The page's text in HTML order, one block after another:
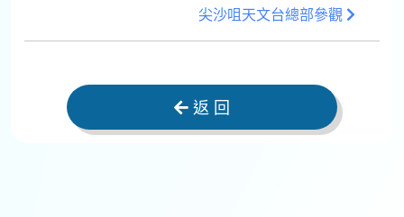
尖沙咀天文台總部參觀
返 回